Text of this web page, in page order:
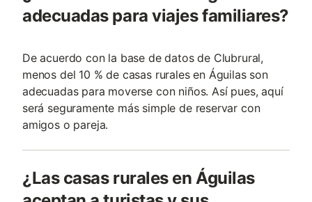
adecuadas para viajes familiares?
De acuerdo con la base de datos de Clubrural,
menos del 10 % de casas rurales en Águilas son
adecuadas para moverse con niños. Así pues, aquí
será seguramente más simple de reservar con
amigos o pareja.
¿Las casas rurales en Águilas